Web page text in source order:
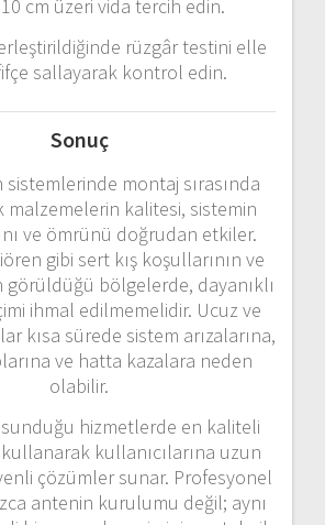
10 cm üzeri vida tercih edin.
rüzgârtestini elle
sallayarak kontrol edin.
Sonuç
sistemlerinde montaj sırasında
malzemelerin kalitesi, sistemin
ve ömrünü doğrudan etkiler.
gibi sert kış koşullarının ve
görüldüğü bölgelerde, dayanıklı
ihmal edilmemelidir. Ucuz ve
kısa sürede sistem arızalarına,
ve hatta kazalara neden
olabilir.
sunduğu hizmetlerde en kaliteli
kullanarak kullanıcılarına uzun
çözümlersunar. Profesyonel
antenin kurulumu değil; aynı